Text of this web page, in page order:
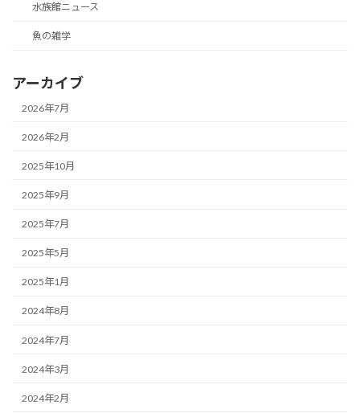
水族館ニュース
魚の雑学
アーカイブ
2026年7月
2026年2月
2025年10月
2025年9月
2025年7月
2025年5月
2025年1月
2024年8月
2024年7月
2024年3月
2024年2月